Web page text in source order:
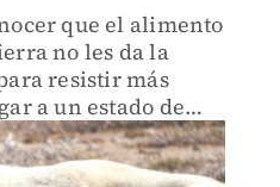
que el alimento
no les da la
resistir más
a un estado de